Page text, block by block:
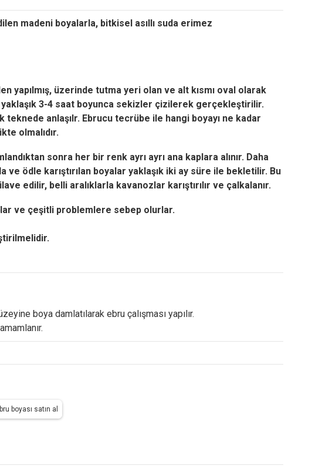
madeni boyalarla, bitkisel asıllı suda erimez
üzerinde tutma yeri olan ve alt kısmı oval olarak
yaklaşık 3-4 saat boyunca sekizler çizilerek gerçekleştirilir.
anlaşılr. Ebrucu tecrübe ile hangi boyayı ne kadar
olmalıdır.
sonra her bir renk ayrı ayrı ana kaplara alınır. Daha
ödle karıştırılan boyalar yaklaşık iki ay süre ile bekletilir. Bu
edilir, belli aralıklarla kavanozlar karıştırılır ve çalkalanır.
ve çeşitli problemlere sebep olurlar.
boya damlatılarak ebru çalışması yapılır.